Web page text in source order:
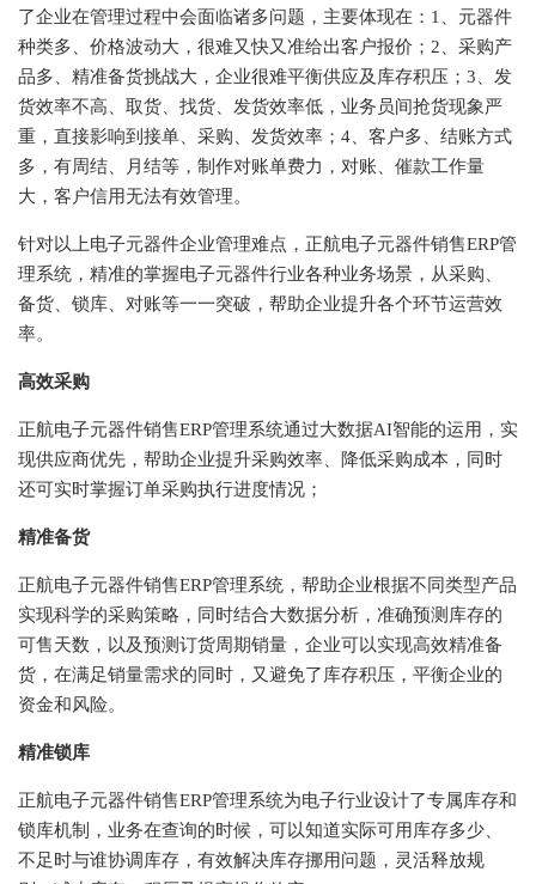
了企业在管理过程中会面临诸多问题，主要体现在：1、元器件
种类多、价格波动大，很难又快又准给出客户报价；2、采购产
品多、精准备货挑战大，企业很难平衡供应及库存积压；3、发
货效率不高、取货、找货、发货效率低，业务员间抢货现象严
重，直接影响到接单、采购、发货效率；4、客户多、结账方式
多，有周结、月结等，制作对账单费力，对账、催款工作量
大，客户信用无法有效管理。
针对以上电子元器件企业管理难点，正航电子元器件销售ERP管
理系统，精准的掌握电子元器件行业各种业务场景，从采购、
备货、锁库、对账等一一突破，帮助企业提升各个环节运营效
率。
高效采购
正航电子元器件销售ERP管理系统通过大数据AI智能的运用，实
现供应商优先，帮助企业提升采购效率、降低采购成本，同时
还可实时掌握订单采购执行进度情况；
精准备货
正航电子元器件销售ERP管理系统，帮助企业根据不同类型产品
实现科学的采购策略，同时结合大数据分析，准确预测库存的
可售天数，以及预测订货周期销量，企业可以实现高效精准备
货，在满足销量需求的同时，又避免了库存积压，平衡企业的
资金和风险。
精准锁库
正航电子元器件销售ERP管理系统为电子行业设计了专属库存和
锁库机制，业务在查询的时候，可以知道实际可用库存多少、
不足时与谁协调库存，有效解决库存挪用问题，灵活释放规